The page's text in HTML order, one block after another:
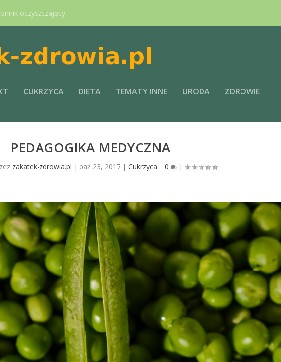
oczyszczający
CUKRZYCA DIETA TEMATY INNE URODA ZDROWIE
PEDAGOGIKA MEDYCZNA
zakatek-zdrowia.pl | paź 23, 2017| Cukrzyca | 0 |